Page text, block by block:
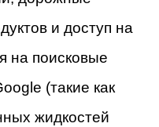
и доступ на
на поисковые
(такие как
жидкостей